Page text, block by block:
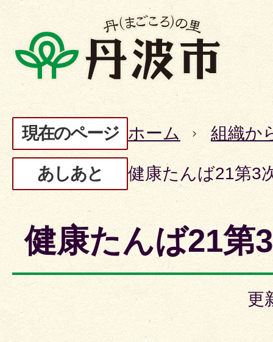
現在のページ ホーム 組織か
あしあと 健康たんば21第3
健康たんば21第
更